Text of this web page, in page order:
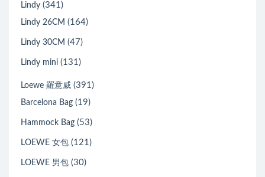
Lindy (341)
Lindy 26CM (164)
Lindy 30CM (47)
Lindy mini (131)
Loewe 羅意威 (391)
Barcelona Bag (19)
Hammock Bag (53)
LOEWE 女包 (121)
LOEWE 男包 (30)